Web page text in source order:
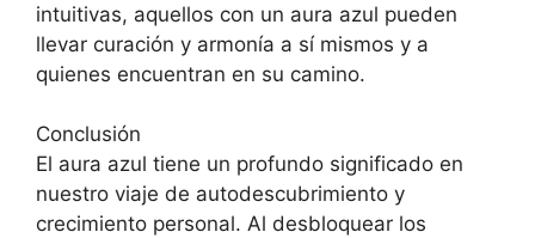
intuitivas, aquellos con un aura azul pueden
llevar curación y armonía a sí mismos y a
quienes encuentran en su camino.
Conclusión
El aura azul tiene un profundo significado en
nuestro viaje de autodescubrimiento y
crecimiento personal. Al desbloquear los